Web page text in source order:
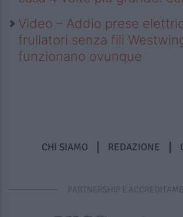
Video – Addio prese
frullatori senza fili
funzionano ovunque
CHI SIAMO REDAZIONE
PARTNERSHIP E